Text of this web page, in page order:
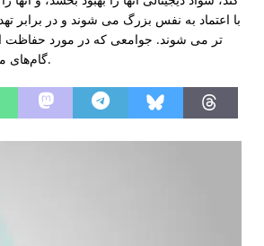
با اعتماد به نفس بزرگ می شوند و در برابر
تر می شوند. جوامعی که در مورد حفاظت از
گام‌های محکمی در جهت پرورش قوی‌ترین و سالم‌ترین نسل‌های آینده برمی‌دارند.